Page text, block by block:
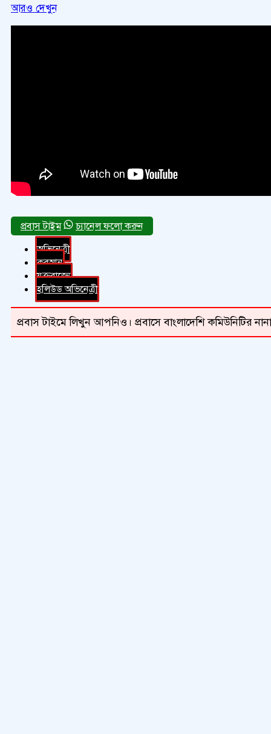
আরও দেখুন
চ্যানেল ফলো করুন
অভিনেত্রী
কুরআন
যুক্তরাজ্যে
হলিউড অভিনেত্রী
প্রবাস টাইমে লিখুন আপনিও। প্রবাসে বাংলাদেশি কমিউনিটির